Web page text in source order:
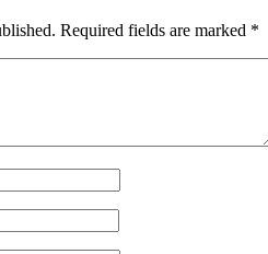
Required fields are marked *